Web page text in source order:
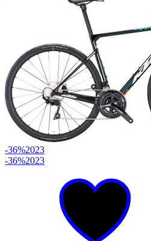
-36%2023
-36%2023